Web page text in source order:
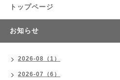
トップページ
お知らせ
2026-08（1）
2026-07（6）